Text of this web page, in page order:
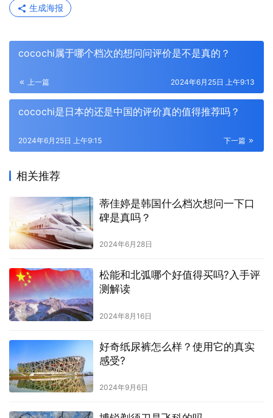
生成海报
cocochi属于哪个档次的想问问评价是不是真的？
上一篇 2024年6月25日 上午9:13
cocochi是日本的还是中国的评价真的值得推荐吗？
下一篇
2024年6月25日 上午9:15
相关推荐
蒂佳婷是韩国什么档次想问一下口
碑是真吗？
2024年6月28日
松能和北弧哪个好值得买吗?入手评
测解读
2024年8月16日
好奇纸尿裤怎么样？使用它的真实
感受?
2024年9月6日